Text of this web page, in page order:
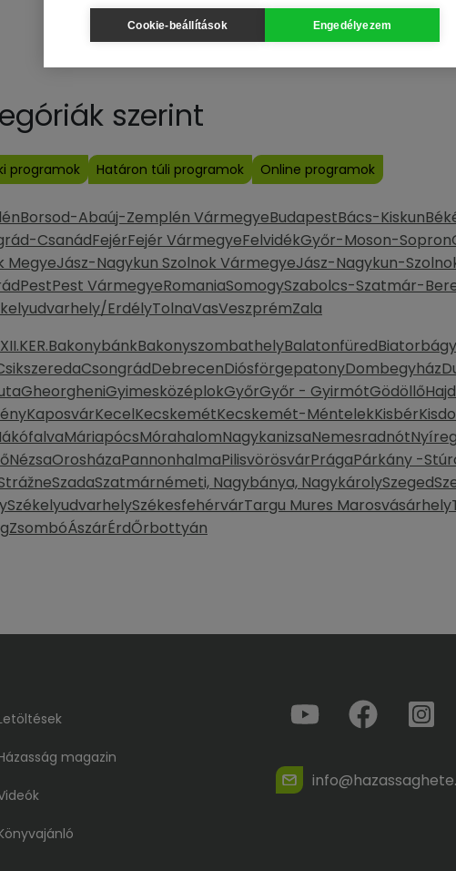
szerint
programok Határon túli programok Online programok
Borsod-Abaúj-Zemplén VármegyeBudapestBács-Kiskun
CsanádFejérFejér VármegyeFelvidékGyőr-Moson-Sopron
MegyeJász-Nagykun Szolnok VármegyeJász-Nagykun-
PestPest VármegyeRomaniaSomogySzabolcs-Szatmár-
ErdélyTolnaVasVeszprémZala
BakonybánkBakonyszombathelyBalatonfüredBiatorbágy
CsongrádDebrecenDiósförgepatonyDombegyház
GheorgheniGyimesközéplokGyőrGyőr - GyirmótGödöllő
KaposvárKecelKecskemétKecskemét-MéntelekKisbér
MáriapócsMórahalomNagykanizsaNemesradnót
NézsaOrosházaPannonhalmaPilisvörösvárPrágaPárkány -
SzadaSzatmárnémeti, Nagybánya, NagykárolySzeged
SzékelyudvarhelySzékesfehérvárTargu Mures Marosvásárhely
ZsombóÁszárÉrdŐrbottyán
magazin
Cookie-beállítások Engedélyezem